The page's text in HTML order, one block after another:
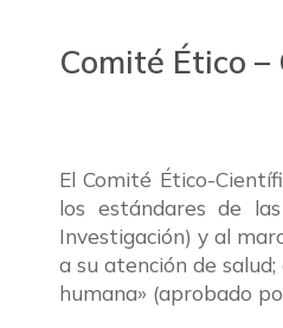
Comité Ético
El Comité Ético-
los estándares de
Investigación) y al
a su atención de
humana» (aprobado